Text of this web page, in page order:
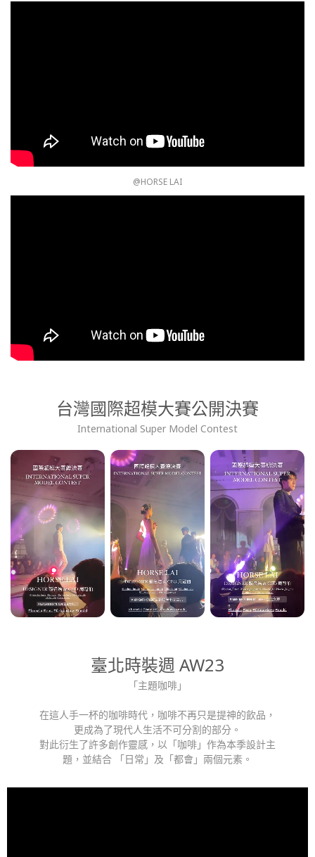
@HORSE LAI
台灣國際超模大賽公開決賽
International Super Model Contest
臺北時裝週 AW23
「主題咖啡」
在這人手一杯的咖啡時代，咖啡不再只是提神的飲品，
更成為了現代人生活不可分割的部分。
對此衍生了許多創作靈感，以「咖啡」作為本季設計主
題，並結合 「日常」及「都會」兩個元素。